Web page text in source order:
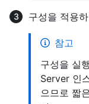
구성을 적용
참고
구성을 실
Server 인
으므로 짧